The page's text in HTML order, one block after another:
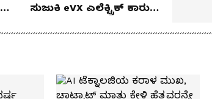
ಸುಜುಕಿ eVX ಎಲೆಕ್ಟ್ರಿಕ್ ಕಾರು